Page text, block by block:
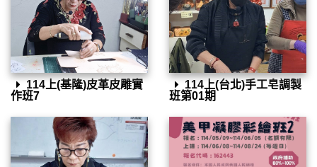
114上(基隆)皮革皮雕實
作班7
114上(台北)手工皂調製
班第01期